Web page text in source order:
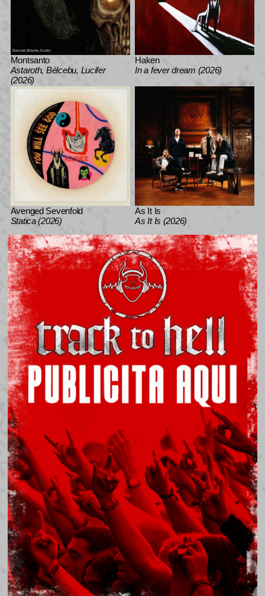
Montsanto
Astaroth, Bélcebu, Lucifer
(2026)
Haken
In a fever dream (2026)
Avenged Sevenfold
Statica (2026)
As It Is
As It Is (2026)